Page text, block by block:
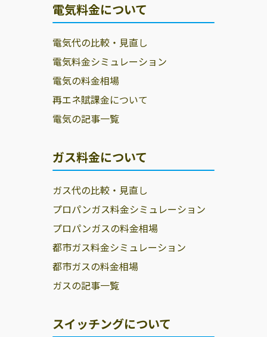
電気料金について
電気代の比較・見直し
電気料金シミュレーション
電気の料金相場
再エネ賦課金について
電気の記事一覧
ガス料金について
ガス代の比較・見直し
プロパンガス料金シミュレーション
プロパンガスの料金相場
都市ガス料金シミュレーション
都市ガスの料金相場
ガスの記事一覧
スイッチングについて